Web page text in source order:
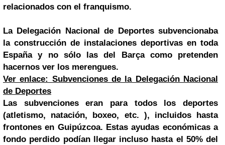
relacionados con el franquismo.
La Delegación Nacional de Deportes subvencionaba
la construcción de instalaciones deportivas en toda
España y no sólo las del Barça como pretenden
hacernos ver los merengues.
Ver enlace: Subvenciones de la Delegación Nacional
de Deportes
Las subvenciones eran para todos los deportes
(atletismo, natación, boxeo, etc. ), incluidos hasta
frontones en Guipúzcoa. Estas ayudas económicas a
fondo perdido podían llegar incluso hasta el 50% del